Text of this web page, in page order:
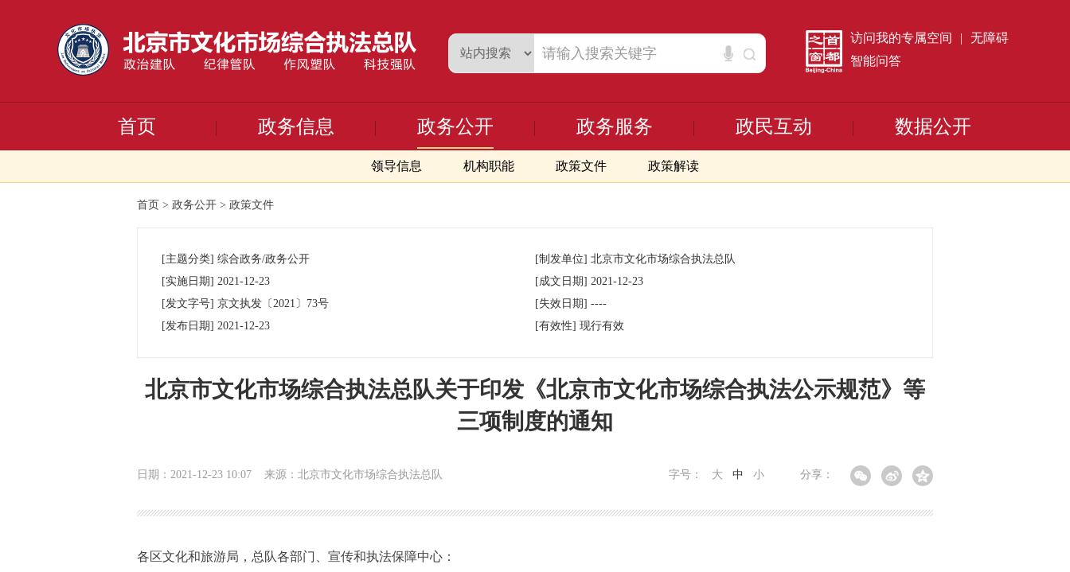
访问我的专属空间 |
无障碍
智能问答
首页 政务信息 政务公开
领导信息 机构职能 政策文件 政策解读
政务服务 政民互动 数据公开
首页 > 政务公开 > 政策文件
[主题分类] 综合政务/政务公开 [制发单位] 北京市文化市场综合执法总队
[实施日期] 2021-12-23 [成文日期] 2021-12-23
[发文字号] 京文执发 〔2021〕 73号 [失效日期] ----
[发布日期] 2021-12-23 [有效性] 现行有效
北京市文化市场综合执法总队关于印发《北京市文化市场综合执法公示规范》等
三项制度的通知
日期：2021-12-23 10:07 来源：北京市文化市场综合执法总队 分享：
字号： 大 中 小
各区文化和旅游局，总队各部门、宣传和执法保障中心：